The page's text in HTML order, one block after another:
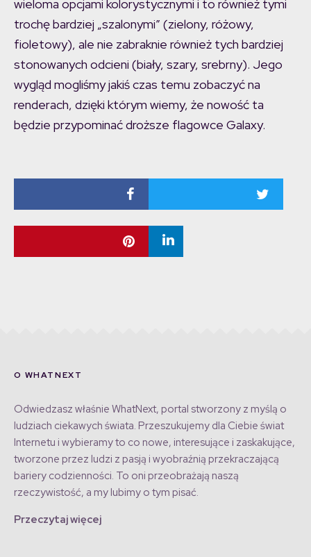
wieloma opcjami kolorystycznymi i to również tymi
trochę bardziej „szalonymi” (zielony, różowy,
fioletowy), ale nie zabraknie również tych bardziej
stonowanych odcieni (biały, szary, srebrny). Jego
wygląd mogliśmy jakiś czas temu zobaczyć na
renderach, dzięki którym wiemy, że nowość ta
będzie przypominać droższe flagowce Galaxy.
O WHATNEXT
Odwiedzasz właśnie WhatNext, portal stworzony z myślą o
ludziach ciekawych świata. Przeszukujemy dla Ciebie świat
Internetu i wybieramy to co nowe, interesujące i zaskakujące,
tworzone przez ludzi z pasją i wyobraźnią przekraczającą
bariery codzienności. To oni przeobrażają naszą
rzeczywistość, a my lubimy o tym pisać.
Przeczytaj więcej